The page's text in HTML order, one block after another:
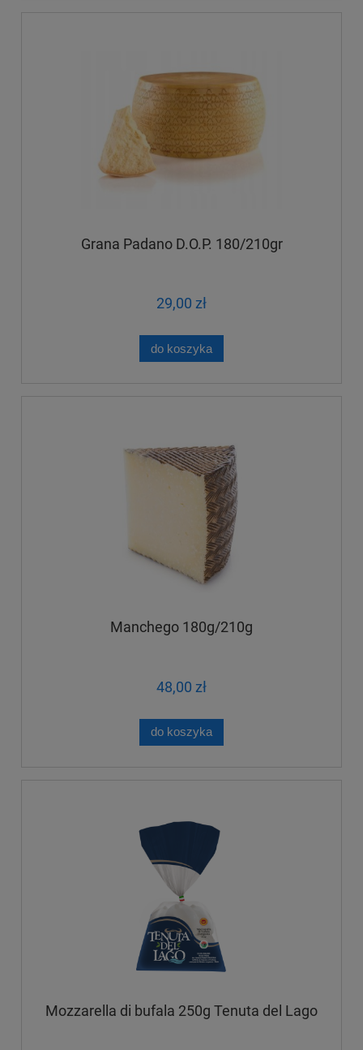
Grana Padano D.O.P. 180/210gr
29,00 zł
do koszyka
Manchego 180g/210g
48,00 zł
do koszyka
Mozzarella di bufala 250g Tenuta del Lago